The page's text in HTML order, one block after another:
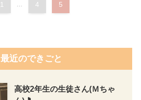
1 ... 4 5
最近のできごと
高校2年生の生徒さん(Ｍちゃ